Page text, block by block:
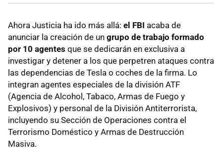
Ahora Justicia ha ido más allá: el FBI acaba de
anunciar la creación de un grupo de trabajo formado
por 10 agentes que se dedicarán en exclusiva a
investigar y detener a los que perpetren ataques contra
las dependencias de Tesla o coches de la firma. Lo
integran agentes especiales de la división ATF
(Agencia de Alcohol, Tabaco, Armas de Fuego y
Explosivos) y personal de la División Antiterrorista,
incluyendo su Sección de Operaciones contra el
Terrorismo Doméstico y Armas de Destrucción
Masiva.